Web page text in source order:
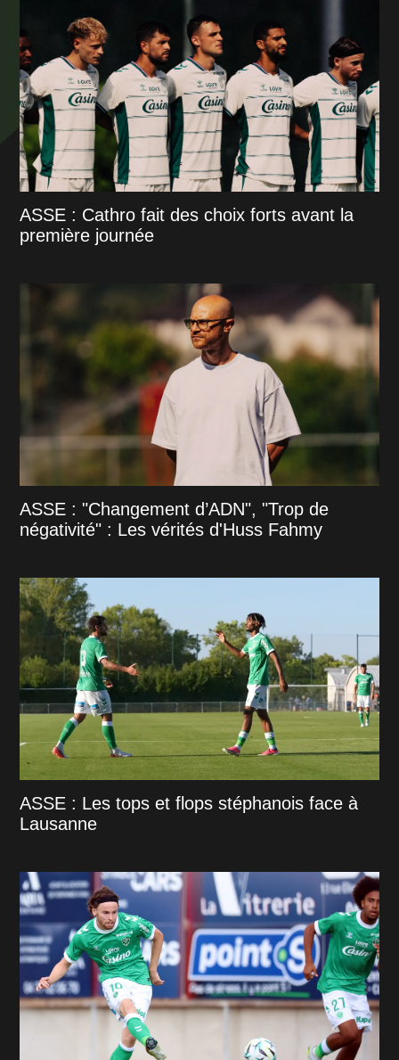
ASSE : Cathro fait des choix forts avant la
première journée
ASSE : "Changement d’ADN", "Trop de
négativité" : Les vérités d'Huss Fahmy
ASSE : Les tops et flops stéphanois face à
Lausanne